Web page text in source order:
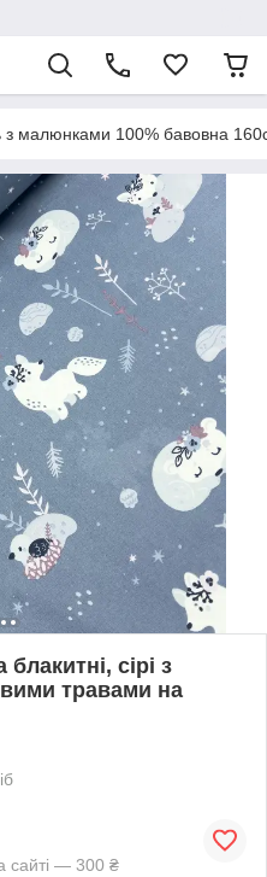
з малюнками 100% бавовна
сірі з
травами на
сайті — 300 ₴